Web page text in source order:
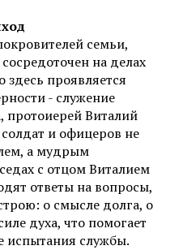
семьи,
на делах
проявляется
- служение
протоиерей Виталий
и офицеров не
а мудрым
с отцом Виталием
ответы на вопросы,
о смысле долга, о
духа, что помогает
испытания службы.